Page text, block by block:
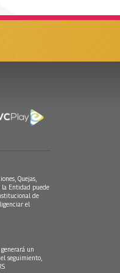
Quejas,
la Entidad puede
de
el
un
seguimiento,